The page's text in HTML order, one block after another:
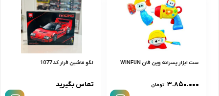
ست ابزار پسرانه وين فان WINFUN
۳.۸۵۰.۰۰۰ تومان
لگو ماشین فرار کد 1077
تماس بگیرید